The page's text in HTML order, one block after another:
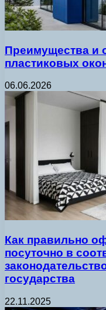
Преимущества и
пластиковых
06.06.2026
Как правильно
посуточно в
государства
22.11.2025